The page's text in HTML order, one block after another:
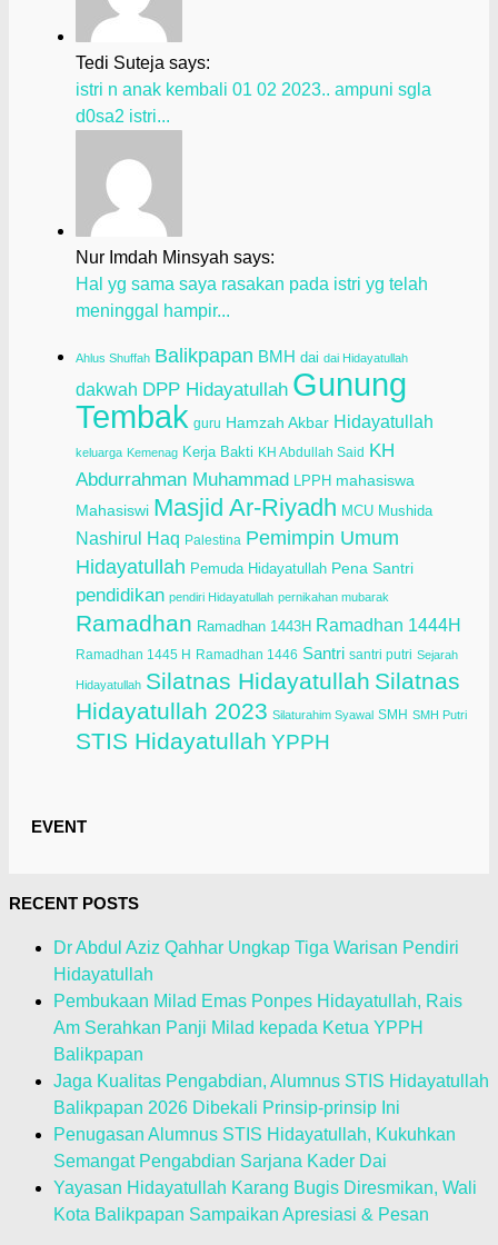
Tedi Suteja says:
istri n anak kembali 01 02 2023.. ampuni sgla
d0sa2 istri...
Nur Imdah Minsyah says:
Hal yg sama saya rasakan pada istri yg telah
meninggal hampir...
Ahlus Shuffah Balikpapan BMH dai dai Hidayatullah
dakwah DPP Hidayatullah Gunung
Tembak guru Hamzah Akbar Hidayatullah
keluarga Kemenag Kerja Bakti KH Abdullah Said KH
Abdurrahman Muhammad LPPH mahasiswa
Mahasiswi Masjid Ar-Riyadh MCU Mushida
Nashirul Haq Palestina Pemimpin Umum
Hidayatullah Pemuda Hidayatullah Pena Santri
pendidikan pendiri Hidayatullah pernikahan mubarak
Ramadhan Ramadhan 1443H Ramadhan 1444H
Ramadhan 1445 H Ramadhan 1446 Santri santri putri Sejarah
Hidayatullah Silatnas Hidayatullah Silatnas
Hidayatullah 2023 Silaturahim Syawal SMH SMH Putri
STIS Hidayatullah YPPH
EVENT
RECENT POSTS
Dr Abdul Aziz Qahhar Ungkap Tiga Warisan Pendiri
Hidayatullah
Pembukaan Milad Emas Ponpes Hidayatullah, Rais
Am Serahkan Panji Milad kepada Ketua YPPH
Balikpapan
Jaga Kualitas Pengabdian, Alumnus STIS Hidayatullah
Balikpapan 2026 Dibekali Prinsip-prinsip Ini
Penugasan Alumnus STIS Hidayatullah, Kukuhkan
Semangat Pengabdian Sarjana Kader Dai
Yayasan Hidayatullah Karang Bugis Diresmikan, Wali
Kota Balikpapan Sampaikan Apresiasi & Pesan